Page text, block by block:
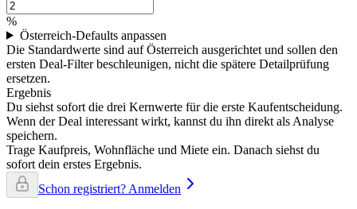
%
Österreich-Defaults anpassen
Die Standardwerte sind auf Österreich ausgerichtet und sollen den
ersten Deal-Filter beschleunigen, nicht die spätere Detailprüfung
ersetzen.
Ergebnis
Du siehst sofort die drei Kernwerte für die erste Kaufentscheidung.
Wenn der Deal interessant wirkt, kannst du ihn direkt als Analyse
speichern.
Trage Kaufpreis, Wohnfläche und Miete ein. Danach siehst du
sofort dein erstes Ergebnis.
Schon registriert? Anmelden